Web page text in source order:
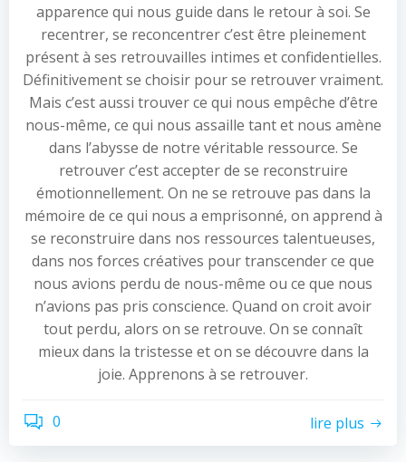
apparence qui nous guide dans le retour à soi. Se
recentrer, se reconcentrer c’est être pleinement
présent à ses retrouvailles intimes et confidentielles.
Définitivement se choisir pour se retrouver vraiment.
Mais c’est aussi trouver ce qui nous empêche d’être
nous-même, ce qui nous assaille tant et nous amène
dans l’abysse de notre véritable ressource. Se
retrouver c’est accepter de se reconstruire
émotionnellement. On ne se retrouve pas dans la
mémoire de ce qui nous a emprisonné, on apprend à
se reconstruire dans nos ressources talentueuses,
dans nos forces créatives pour transcender ce que
nous avions perdu de nous-même ou ce que nous
n’avions pas pris conscience. Quand on croit avoir
tout perdu, alors on se retrouve. On se connaît
mieux dans la tristesse et on se découvre dans la
joie. Apprenons à se retrouver.
0 lire plus